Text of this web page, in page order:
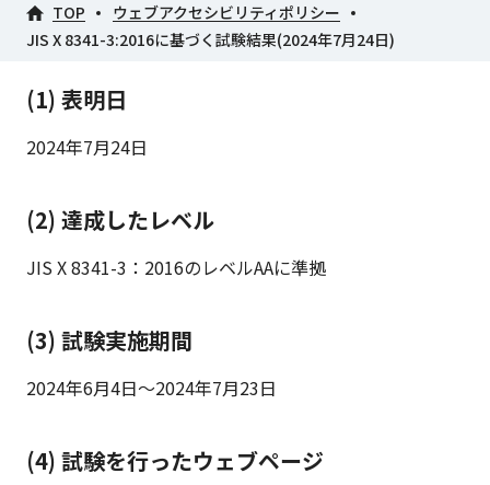
TOP
ウェブアクセシビリティポリシー
JIS X 8341-3:2016に基づく試験結果(2024年7月24日)
(1) 表明日
2024年7月24日
(2) 達成したレベル
JIS X 8341-3：2016のレベルAAに準拠
(3) 試験実施期間
2024年6月4日～2024年7月23日
(4) 試験を行ったウェブページ